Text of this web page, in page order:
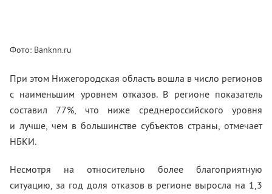
Фото: Banknn.ru
При этом Нижегородская область вошла в число регионов
с наименьшим уровнем отказов. В регионе показатель
составил 77%, что ниже среднероссийского уровня
и лучше, чем в большинстве субъектов страны, отмечает
НБКИ.
Несмотря на относительно более благоприятную
ситуацию, за год доля отказов в регионе выросла на 1,3